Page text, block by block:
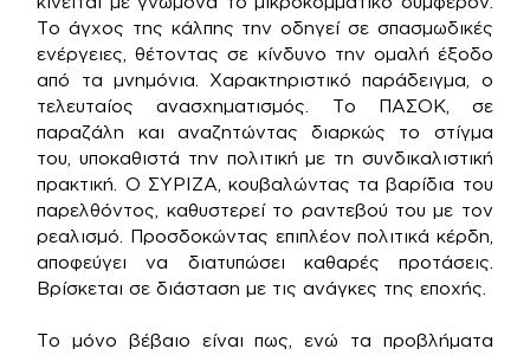
Το άγχος της κάλπης την οδηγεί σε σπασμωδικές
ενέργειες, θέτοντας σε κίνδυνο την ομαλή έξοδο
από τα μνημόνια. Χαρακτηριστικό παράδειγμα, ο
τελευταίος ανασχηματισμός. Το ΠΑΣΟΚ, σε
παραζάλη και αναζητώντας διαρκώς το στίγμα
του, υποκαθιστά την πολιτική με τη συνδικαλιστική
πρακτική. Ο ΣΥΡΙΖΑ, κουβαλώντας τα βαρίδια του
παρελθόντος, καθυστερεί το ραντεβού του με τον
ρεαλισμό. Προσδοκώντας επιπλέον πολιτικά κέρδη,
αποφεύγει να διατυπώσει καθαρές προτάσεις.
Βρίσκεται σε διάσταση με τις ανάγκες της εποχής.
Το μόνο βέβαιο είναι πως, ενώ τα προβλήματα